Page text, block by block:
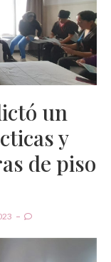
un
y
de piso